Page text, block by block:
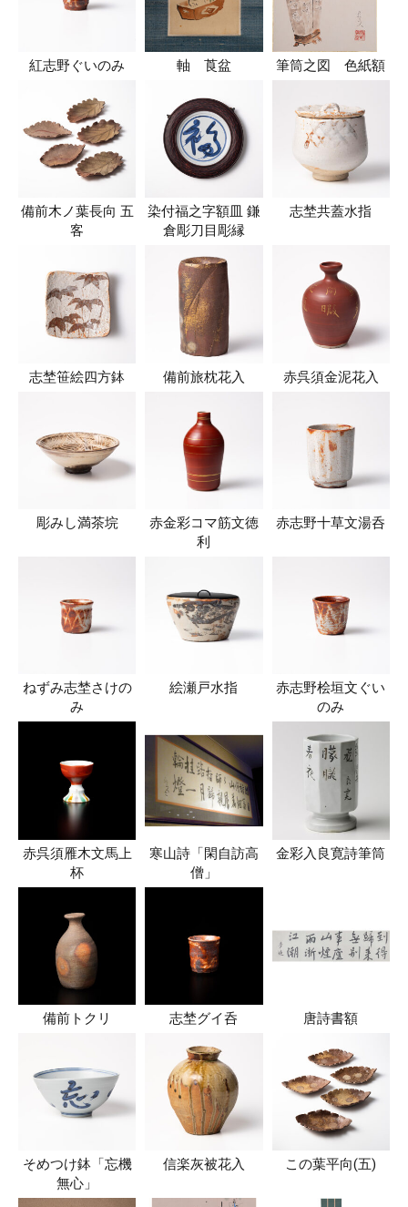
紅志野ぐいのみ 軸 莨盆 筆筒之図 色紙額
備前木ノ葉長向 五
客
染付福之字額皿 鎌
倉彫刀目彫縁
志埜共蓋水指
志埜笹絵四方鉢 備前旅枕花入 赤呉須金泥花入
彫みし満茶垸
赤金彩コマ筋文徳
利
赤志野十草文湯呑
ねずみ志埜さけの
み
絵瀬戸水指
赤志野桧垣文ぐい
のみ
赤呉須雁木文馬上
杯
寒山詩「閑自訪高
僧」
金彩入良寛詩筆筒
備前トクリ 志埜グイ呑 唐詩書額
そめつけ鉢「忘機
無心」
信楽灰被花入 この葉平向(五)